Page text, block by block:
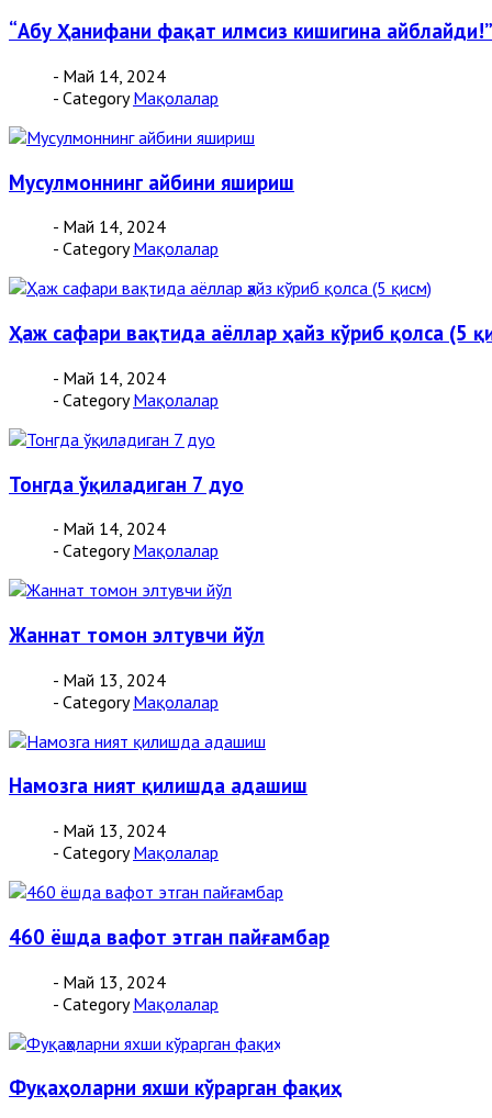
“Абу Ҳанифани фақат илмсиз кишигина айблайди!”
- Май 14, 2024
- Category Мақолалар
Мусулмоннинг айбини яшириш
- Май 14, 2024
- Category Мақолалар
Ҳаж сафари вақтида аёллар ҳайз кўриб қолса (5
- Май 14, 2024
- Category Мақолалар
Тонгда ўқиладиган 7 дуо
- Май 14, 2024
- Category Мақолалар
Жаннат томон элтувчи йўл
- Май 13, 2024
- Category Мақолалар
Намозга ният қилишда адашиш
- Май 13, 2024
- Category Мақолалар
460 ёшда вафот этган пайғамбар
- Май 13, 2024
- Category Мақолалар
Фуқаҳоларни яхши кўрарган фақиҳ